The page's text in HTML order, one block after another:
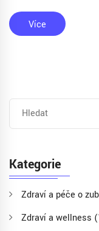
Více
Kategorie
Zdraví a péče o
Zdraví a wellness